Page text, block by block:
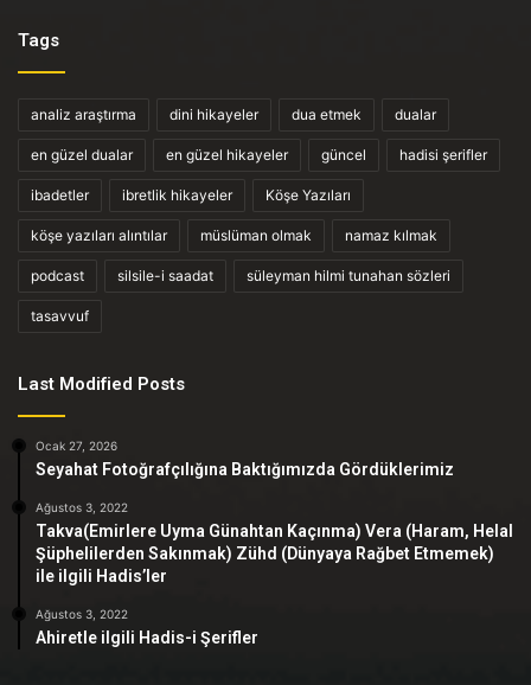
Tags
analiz araştırma dini hikayeler dua etmek dualar
en güzel dualar en güzel hikayeler güncel hadisi şerifler
ibadetler ibretlik hikayeler Köşe Yazıları
köşe yazıları alıntılar müslüman olmak namaz kılmak
podcast silsile-i saadat süleyman hilmi tunahan sözleri
tasavvuf
Last Modified Posts
Ocak 27, 2026
Seyahat Fotoğrafçılığına Baktığımızda Gördüklerimiz
Ağustos 3, 2022
Takva(Emirlere Uyma Günahtan Kaçınma) Vera (Haram, Helal
Şüphelilerden Sakınmak) Zühd (Dünyaya Rağbet Etmemek)
ile ilgili Hadis’ler
Ağustos 3, 2022
Ahiretle ilgili Hadis-i Şerifler